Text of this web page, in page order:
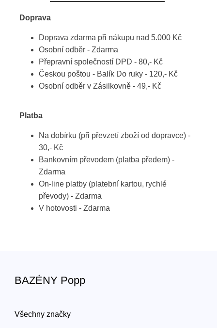
Doprava
Doprava zdarma při nákupu nad 5.000 Kč
Osobní odběr - Zdarma
Přepravní společností DPD - 80,- Kč
Českou poštou - Balík Do ruky - 120,- Kč
Osobní odběr v Zásilkovně - 49,- Kč
Platba
Na dobírku (při převzetí zboží od dopravce) -
30,- Kč
Bankovním převodem (platba předem) -
Zdarma
On-line platby (platební kartou, rychlé
převody) - Zdarma
V hotovosti - Zdarma
BAZÉNY Popp
Všechny značky